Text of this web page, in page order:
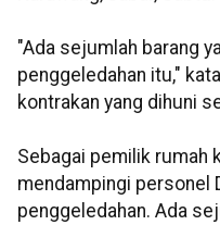
"Ada sejumlah barang
penggeledahan itu,"
kontrakan yang dihuni
Sebagai pemilik rumah
mendampingi personel
penggeledahan. Ada